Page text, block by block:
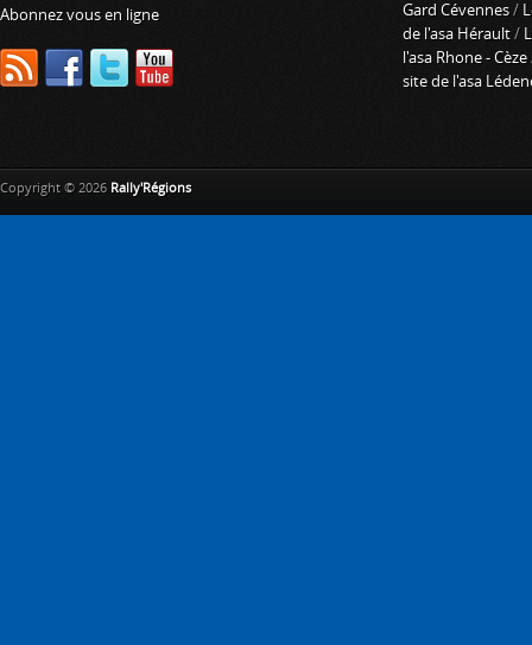
Abonnez vous en ligne
Gard Cévennes/
de l'asa Hérault/
l'asa Rhone - Cèze
site de l'asa
Copyright © 2026 Rally'Régions